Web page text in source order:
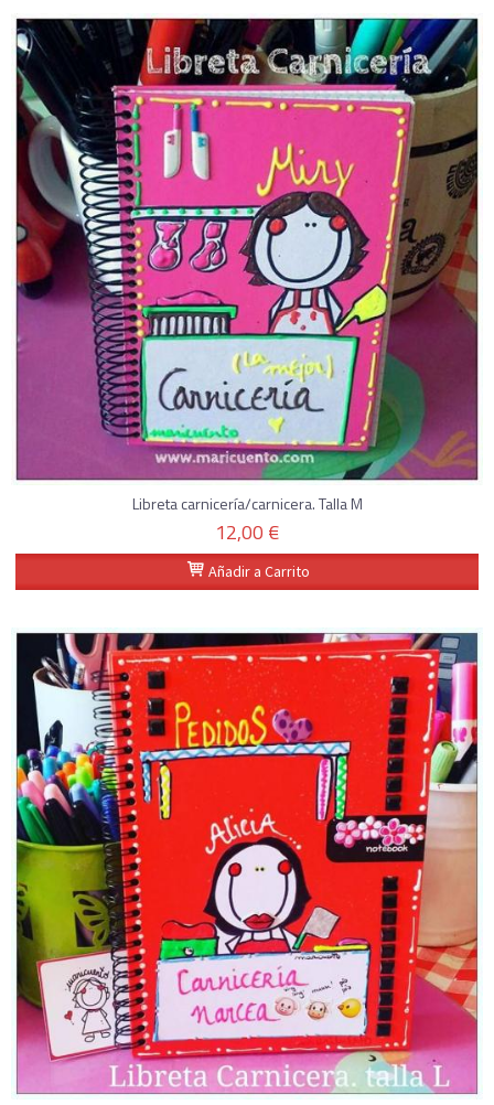
Libreta carnicería/carnicera. Talla M
12,00 €
Añadir a Carrito